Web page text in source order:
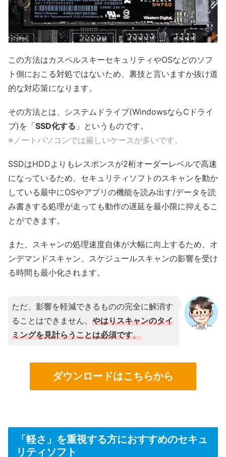
この方法はカスペルスキーセキュリティやOSなどのソフ
ト側におこる対処ではないため、裏技と言いますか抜け道
的な対応策になります。
その方法とは、システムドライブ(WindowsならCドライ
ブ)を「SSD化する 」というものです。
※ノートパソコンでは厳しいケースが多いです。
SSDはHDDよりもレスポンスが2桁オーダーレベルで高速
になっているため、セキュリティソフトのスキャンを動か
している最中にOSやアプリの機能を読み出す/データを読
み書きする処理が走っても動作の遅延を最小限に抑えるこ
とができます。
また、スキャンの処理速度自体が大幅に向上するため、オ
ンデマンドスキャン、スケジュールスキャンの影響を受け
る時間も最小化されます。
ただ、影響を軽減できるものの完全に解消す
ることはできません。 やはりスキャンのタイ
ミングを見計らうことは必須です。
ダウンロードはこちらから
「軽さ」を重視する方におすすめのセキュ
リティソフト